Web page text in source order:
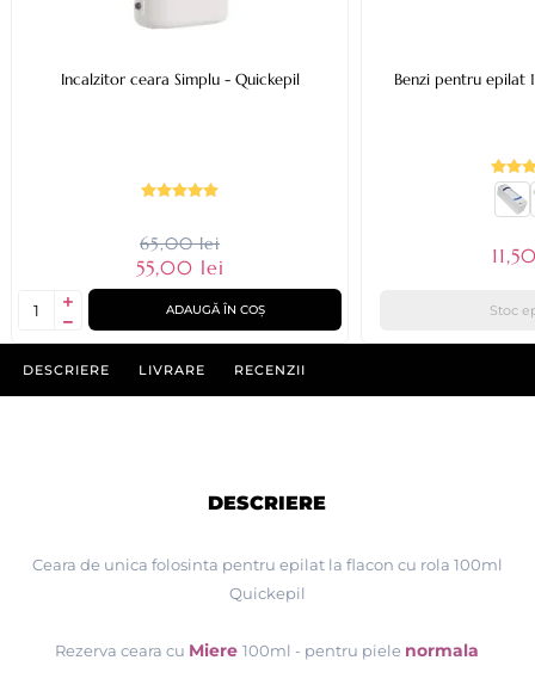
Incalzitor ceara Simplu - Quickepil
65,00 lei
55,00 lei
ADAUGĂ ÎN COȘ
Benzi pentru epilat
Stoc
DESCRIERE LIVRARE RECENZII
DESCRIERE
Ceara de unica folosinta pentru epilat la flacon cu rola 100ml
Quickepil
Rezerva ceara cu Miere100ml - pentru piele normala